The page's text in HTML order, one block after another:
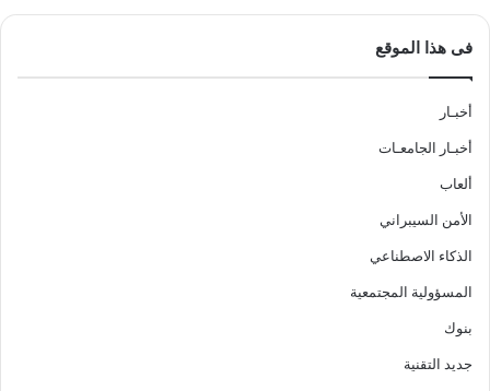
فى هذا الموقع
أخبـار
أخبـار الجامعـات
ألعاب
الأمن السيبراني
الذكاء الاصطناعي
المسؤولية المجتمعية
بنوك
جديد التقنية